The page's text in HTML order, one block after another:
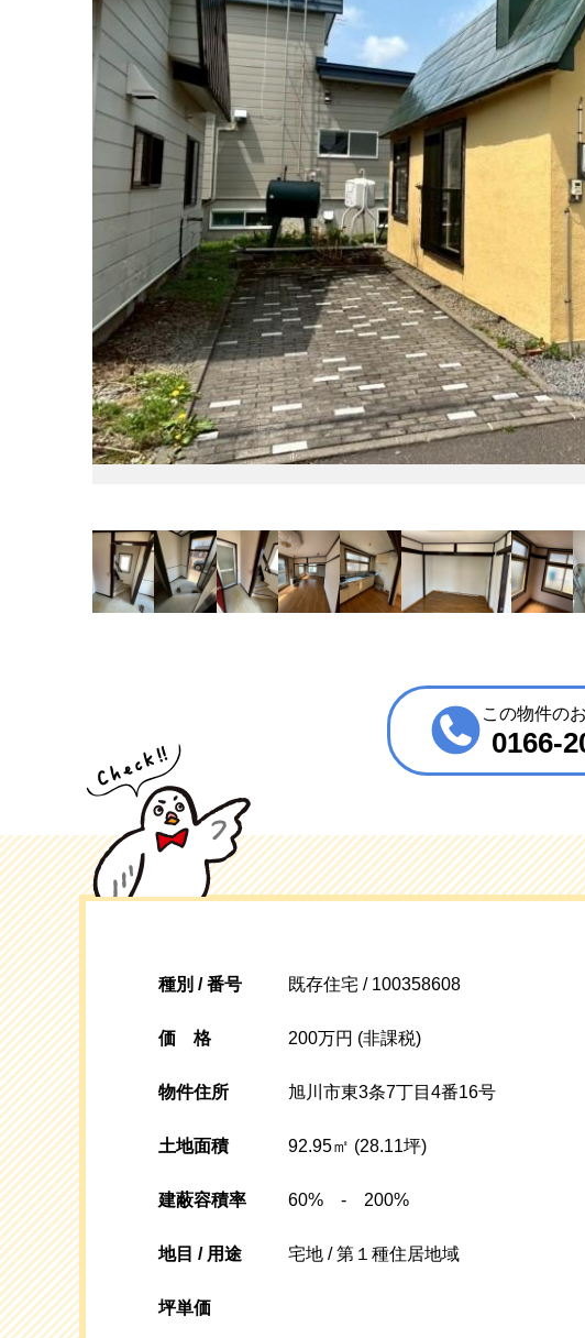
この物件の
0166-
種別 / 番号 既存住宅 / 100358608
価格 200万円 (非課税)
物件住所 旭川市東3条7丁目4番16号
土地面積 92.95㎡ (28.11坪)
建蔽容積率 60% - 200%
地目 / 用途 宅地 / 第１種住居地域
坪単価